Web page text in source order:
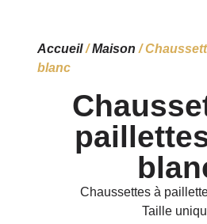
Accueil/Maison /
blanc
Chaussettes à
Taille